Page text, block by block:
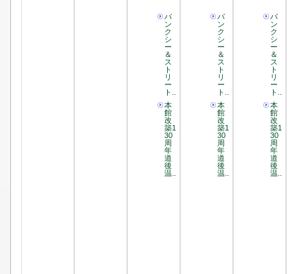
バ
ン
ク
シ
ー
＆
ス
ト
リ
ー
ト..
本
館
改
築1
30
周
年
道
後
温..
バ
ン
ク
シ
ー
＆
ス
ト
リ
ー
ト..
本
館
改
築1
30
周
年
道
後
温..
バ
ン
ク
シ
ー
＆
ス
ト
リ
ー
ト..
本
館
改
築1
30
周
年
道
後
温..